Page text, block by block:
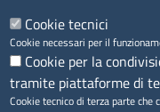
Accesso riservato
Cookie tecnici
Cookie necessari per il
Cookie per la
tramite piattaforme di
Cookie tecnico di terza parte